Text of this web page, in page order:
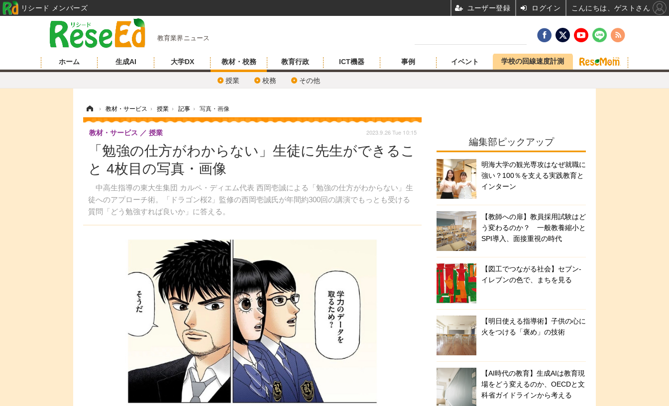
教育業界ニュース
ホーム 生成AI 大学DX 教材・校務
授業 校務 その他
教育行政 ICT機器 事例 イベント 学校の回線速度計測
› 教材・サービス › 授業 › 記事 › 写真・画像
「勉強の仕方がわからない」生徒に先生ができるこ
と 4枚目の写真・画像
中高生指導の東大生集団 カルペ・ディエム代表 西岡壱誠による「勉強の仕方がわからない」生
徒へのアプローチ術。「ドラゴン桜2」監修の西岡壱誠氏が年間約300回の講演でもっとも受ける
質問「どう勉強すれば良いか」に答える。
教材・サービス 授業 2023.9.26 Tue 10:15
編集部ピックアップ
明海大学の観光専攻はなぜ就職に
強い？100％を支える実践教育と
インターン
【教師への扉】教員採用試験はど
う変わるのか？ 一般教養縮小と
SPI導入、面接重視の時代
【図工でつながる社会】セブン‐
イレブンの色で、まちを見る
【明日使える指導術】子供の心に
火をつける「褒め」の技術
【AI時代の教育】生成AIは教育現
場をどう変えるのか、OECDと文
科省ガイドラインから考える
リシード メンバーズ ユーザー登録 ログイン こんにちは、ゲストさん